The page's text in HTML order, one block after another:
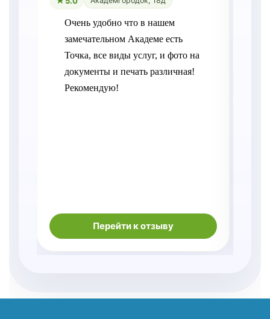
Очень удобно что в нашем
замечательном Академе есть
Точка, все виды услуг, и фото на
документы и печать различная!
Рекомендую!
Перейти к отзыву